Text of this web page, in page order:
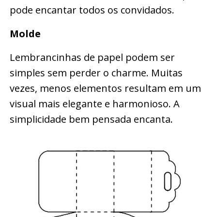
pode encantar todos os convidados.
Molde
Lembrancinhas de papel podem ser
simples sem perder o charme. Muitas
vezes, menos elementos resultam em um
visual mais elegante e harmonioso. A
simplicidade bem pensada encanta.